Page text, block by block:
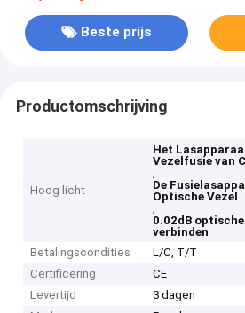
Beste prijs
Productomschrijving
Hoog licht
Het
Vezelfusie van
,
De
Optische Vezel
,
0.02dB
verbinden
Betalingscondities
L/C, T/T
Certificering
CE
Levertijd
3 dagen